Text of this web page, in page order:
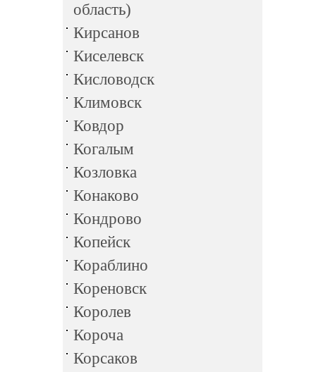
область)
Кирсанов
Киселевск
Кисловодск
Климовск
Ковдор
Когалым
Козловка
Конаково
Кондрово
Копейск
Кораблино
Кореновск
Королев
Короча
Корсаков